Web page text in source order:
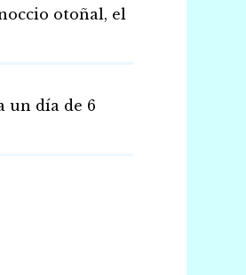
otoñal, el
un día de 6